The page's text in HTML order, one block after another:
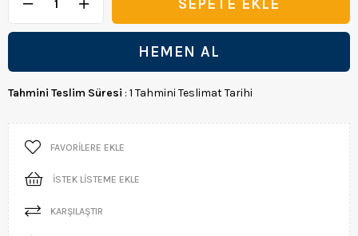
Tahmini Teslim Süresi : 1 Tahmini Teslimat Tarihi
FAVORILERE EKLE
İSTEK LISTEME EKLE
KARŞILAŞTIR